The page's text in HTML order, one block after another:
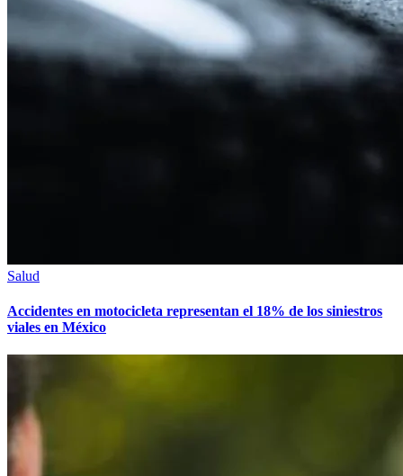
Salud
Accidentes en motocicleta representan el 18% de los siniestros
viales en México